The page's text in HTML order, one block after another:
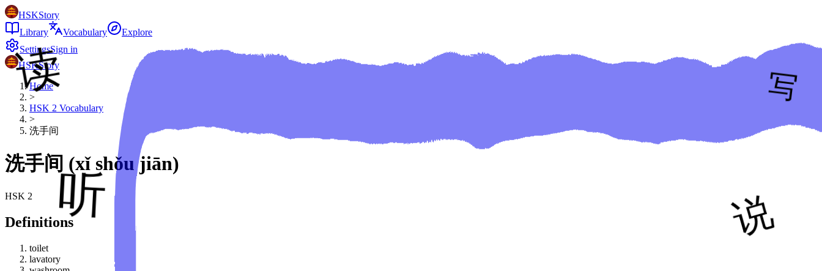
HSKStory
Library
Vocabulary
Explore
SettingsSign in
HSKStory
Home
>
HSK 2 Vocabulary
>
洗手间
洗手间 (xǐ shǒu jiān)
HSK 2
Definitions
toilet
lavatory